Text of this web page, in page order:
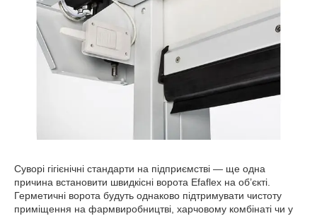
Суворі гігієнічні стандарти на підприємстві — ще одна
причина встановити швидкісні ворота Efaflex на об’єкті.
Герметичні ворота будуть однаково підтримувати чистоту
приміщення на фармвиробництві, харчовому комбінаті чи у